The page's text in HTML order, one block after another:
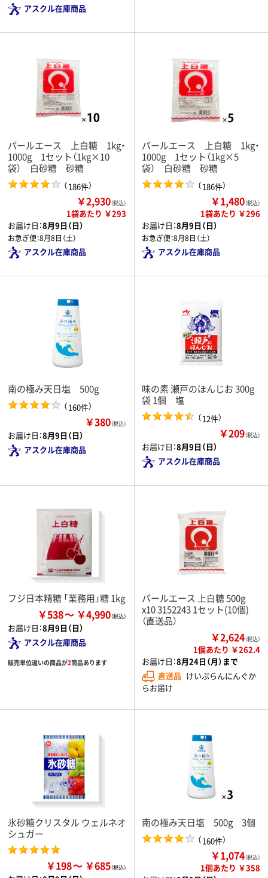
アスクル在庫商品
パールエース 上白糖 1kg・
1000g 1セット（1kg×10
袋） 白砂糖 砂糖
（186件）
￥2,930（税込）
1袋あたり ￥293
お届け日：8月9日（日）
お急ぎ便：8月8日（土）
アスクル在庫商品
パールエース 上白糖 1kg・
1000g 1セット（1kg×5
袋） 白砂糖 砂糖
（186件）
￥1,480（税込）
1袋あたり ￥296
お届け日：8月9日（日）
お急ぎ便：8月8日（土）
アスクル在庫商品
南の極み天日塩 500g
（160件）
￥380（税込）
お届け日：8月9日（日）
アスクル在庫商品
味の素 瀬戸のほんじお 300g
袋 1個 塩
（12件）
￥209（税込）
お届け日：8月9日（日）
アスクル在庫商品
フジ日本精糖 「業務用」糖 1kg
￥538 ￥4,990
お届け日：8月9日（日）
アスクル在庫商品
販売単位違いの商品が2商品あります
パールエース 上白糖 500g
x10 3152243 1セット(10個)
（直送品）
￥2,624（税込）
1個あたり ￥262.4
お届け日：8月24日（月）まで
直送品 けいぷらんにんぐか
らお届け
氷砂糖クリスタル ウェルネオ
シュガー
￥198 ￥685
南の極み天日塩 500g 3個
（160件）
￥1,074（税込）
1個あたり ￥358